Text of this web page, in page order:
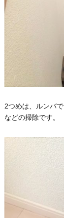
2つめは、ルンバ
などの掃除です。